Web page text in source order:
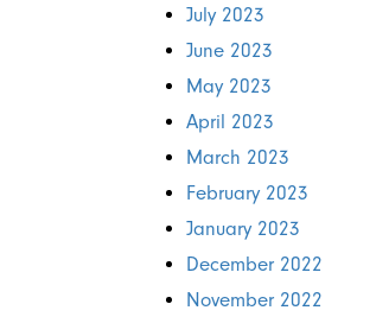
July 2023
June 2023
May 2023
April 2023
March 2023
February 2023
January 2023
December 2022
November 2022